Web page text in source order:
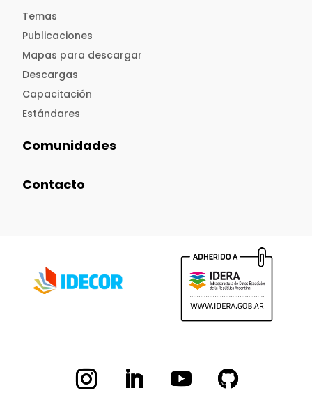
Temas
Publicaciones
Mapas para descargar
Descargas
Capacitación
Estándares
Comunidades
Contacto